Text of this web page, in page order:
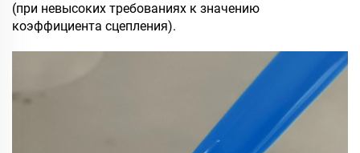
(при невысоких требованиях к значению
коэффициента сцепления).